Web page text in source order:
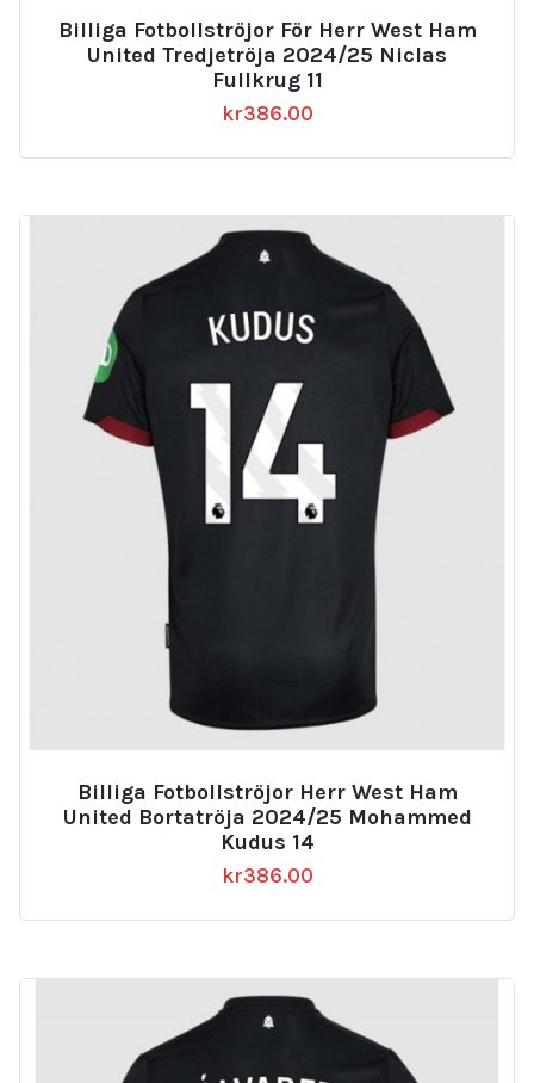
Billiga Fotbollströjor För Herr West Ham
United Tredjetröja 2024/25 Niclas
Fullkrug 11
kr386.00
Billiga Fotbollströjor Herr West Ham
United Bortatröja 2024/25 Mohammed
Kudus 14
kr386.00